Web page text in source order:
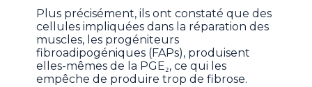
Plus précisément, ils ont constaté que des
cellules impliquées dans la réparation des
muscles, les progéniteurs
fibroadipogéniques (FAPs), produisent
elles-mêmes de la PGE₂, ce qui les
empêche de produire trop de fibrose.